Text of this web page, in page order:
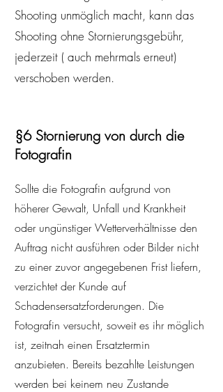
Shooting unmöglich macht, kann das
Shooting ohne Stornierungsgebühr,
jederzeit ( auch mehrmals erneut)
verschoben werden.
§6 Stornierung von durch die
Fotografin
Sollte die Fotografin aufgrund von
höherer Gewalt, Unfall und Krankheit
oder ungünstiger Wetterverhältnisse den
Auftrag nicht ausführen oder Bilder nicht
zu einer zuvor angegebenen Frist liefern,
verzichtet der Kunde auf
Schadensersatzforderungen. Die
Fotografin versucht, soweit es ihr möglich
ist, zeitnah einen Ersatztermin
anzubieten. Bereits bezahlte Leistungen
werden bei keinem neu Zustande